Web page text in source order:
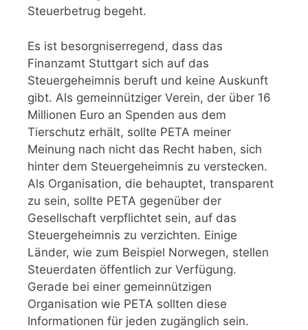
Steuerbetrug begeht.
Es ist besorgniserregend, dass das
Finanzamt Stuttgart sich auf das
Steuergeheimnis beruft und keine Auskunft
gibt. Als gemeinnütziger Verein, der über 16
Millionen Euro an Spenden aus dem
Tierschutz erhält, sollte PETA meiner
Meinung nach nicht das Recht haben, sich
hinter dem Steuergeheimnis zu verstecken.
Als Organisation, die behauptet, transparent
zu sein, sollte PETA gegenüber der
Gesellschaft verpflichtet sein, auf das
Steuergeheimnis zu verzichten. Einige
Länder, wie zum Beispiel Norwegen, stellen
Steuerdaten öffentlich zur Verfügung.
Gerade bei einer gemeinnützigen
Organisation wie PETA sollten diese
Informationen für jeden zugänglich sein.